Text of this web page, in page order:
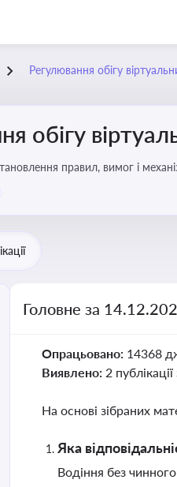
Регулювання обігу
обігу
правил, вимог і
Головне за
Опрацьовано: 14368
Виявлено: 2
На основі зібраних
Яка
Водіння без